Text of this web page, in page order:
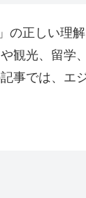
の正しい理
観光、留学
事では、エ